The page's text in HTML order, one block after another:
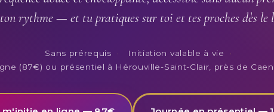
rythme — et tu pratiques sur toi et tes proches dès le
Sans prérequis · Initiation valable à vie
·
(87€) ou présentiel à Hérouville-Saint-Clair, près de Caen